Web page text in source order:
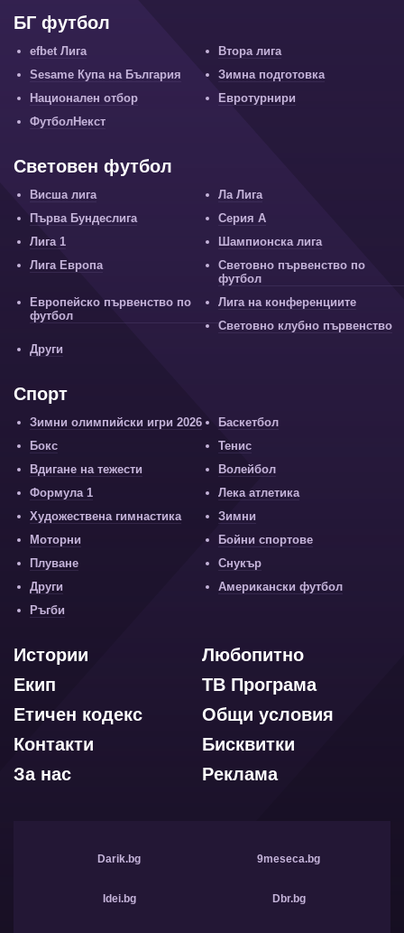
БГ футбол
efbet Лига
Втора лига
Sesame Купа на България
Зимна подготовка
Национален отбор
Евротурнири
ФутболНекст
Световен футбол
Висша лига
Ла Лига
Първа Бундеслига
Серия А
Лига 1
Шампионска лига
Лига Европа
Световно първенство по
футбол
Европейско първенство по
футбол
Лига на конференциите
Световно клубно първенство
Други
Спорт
Зимни олимпийски игри 2026
Баскетбол
Бокс
Тенис
Вдигане на тежести
Волейбол
Формула 1
Лека атлетика
Художествена гимнастика
Зимни
Моторни
Бойни спортове
Плуване
Снукър
Други
Американски футбол
Ръгби
Любопитно
Истории
ТВ Програма
Екип
Общи условия
Етичен кодекс
Бисквитки
Контакти
Реклама
За нас
Darik.bg 9meseca.bg
Idei.bg Dbr.bg